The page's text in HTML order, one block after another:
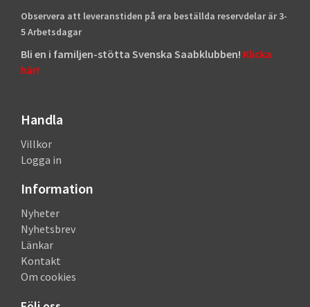
Observera att leveranstiden på era beställda reservdelar är 3-
5 Arbetsdagar
Bli en i familjen-stötta Svenska Saabklubben! Klicka
här!
Handla
Villkor
Logga in
Information
Nyheter
Nyhetsbrev
Länkar
Kontakt
Om cookies